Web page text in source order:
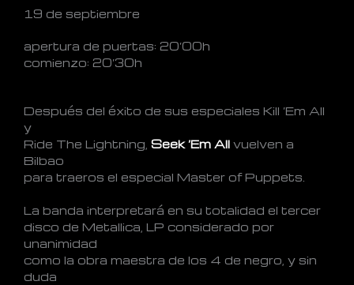
19 de septiembre
apertura de puertas: 20’00h
comienzo: 20’30h
Después del éxito de sus especiales Kill ‘Em All
y
Ride The Lightning, Seek ‘Em All vuelven a
Bilbao
para traeros el especial Master of Puppets.
La banda interpretará en su totalidad el tercer
disco de Metallica, LP considerado por
unanimidad
como la obra maestra de los 4 de negro, y sin
duda